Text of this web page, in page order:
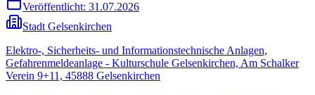
Veröffentlicht: 31.07.2026
Stadt Gelsenkirchen
Elektro-, Sicherheits- und Informationstechnische Anlagen,
Gefahrenmeldeanlage - Kulturschule Gelsenkirchen, Am Schalker
Verein 9+11, 45888 Gelsenkirchen